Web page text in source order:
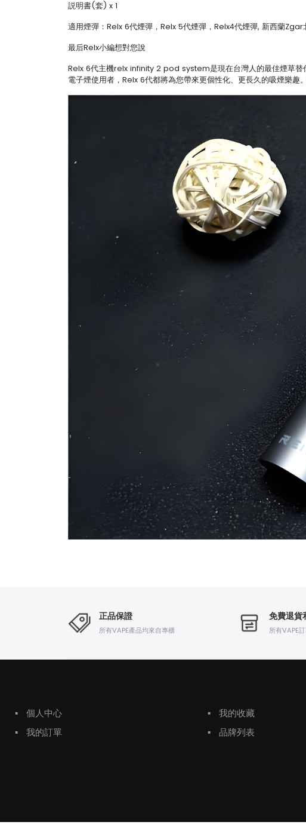
説明書(套) x 1
適用煙彈：Relx 6代煙彈，Relx 5代煙彈，Relx4代煙彈, 新西蘭
最后Relx小編想對您說
Relx 6代主機relx infinity 2 pod system是現在台灣人的最佳煙草替
電子煙使用者，Relx 6代都將為您帶來更個性化、更長久的吸煙樂
正品保證
所有VAPE產品均來自專櫃
免費退貨
所有VAPE
▪
個人中心
▪
我的訂單
▪
我的收藏
▪
品牌列表